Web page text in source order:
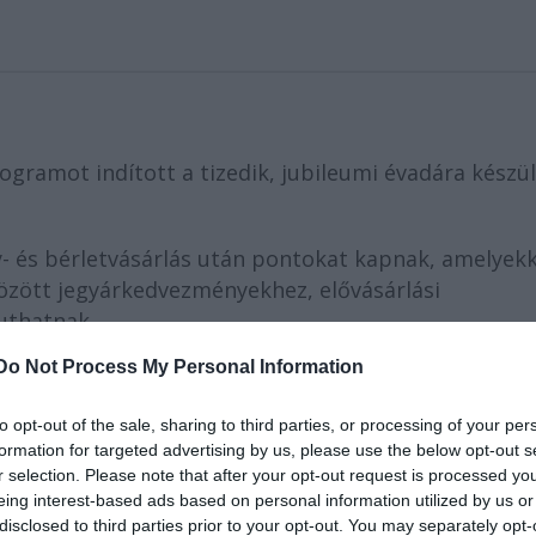
Not Process My Personal Information
opt-out of the sale, sharing to third parties, or processing of your
for targeted advertising by us, please use the below opt-out
selection. Please note that after your opt-out request is processed
interest-based ads based on personal information utilized by us
to third parties prior to your opt-out. You may separately
indított a tizedik, jubileumi évadára
bérletvásárlás után pontokat kapnak,
jegyárkedvezményekhez, elővásárlási
számára elérhető rendszerében a
vásárolt jegyek megvételével lehet gyűjteni,
A pontgyűjtés mind online, mind személyes